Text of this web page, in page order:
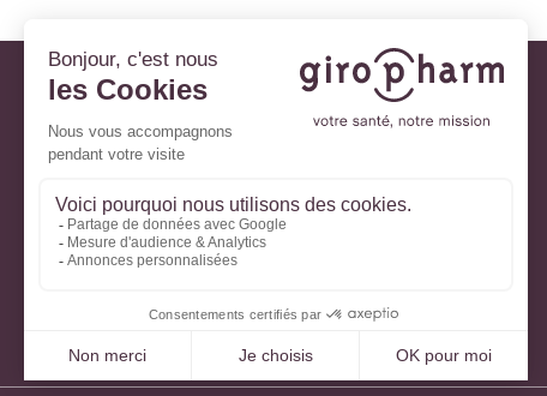
À votre service
Mon Espace Patient